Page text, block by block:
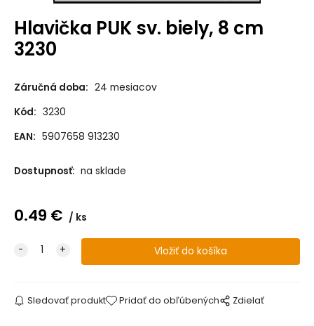
Hlavička PUK sv. biely, 8 cm
3230
Záručná doba: 24 mesiacov
Kód: 3230
EAN: 5907658 913230
Dostupnosť: na sklade
0.49 € ks
Sledovať produkt Pridať do obľúbených Zdielať